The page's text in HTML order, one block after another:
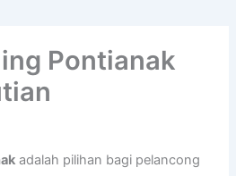
Pontianak
adalah pilihan bagi pelancong